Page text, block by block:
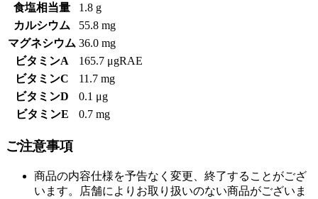
食塩相当量
1.8 g
カルシウム
55.8 mg
マグネシウム 36.0 mg
ビタミンA
165.7 μgRAE
ビタミンC
11.7 mg
ビタミンD
0.1 μg
ビタミンE
0.7 mg
ご注意事項
商品の内容仕様を予告なく変更、終了することがござ
います。店舗によりお取り扱いのない商品がございま